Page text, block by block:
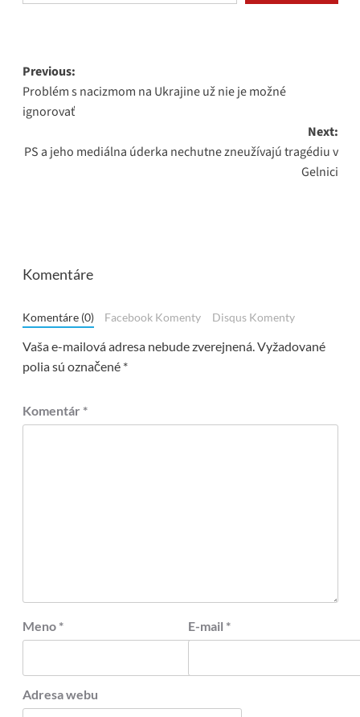
Post
navigation
Previous:
Problém s nacizmom na Ukrajine už nie je možné
ignorovať
Next:
PS a jeho mediálna úderka nechutne zneužívajú tragédiu v
Gelnici
Komentáre
Komentáre (0) Facebook Komenty Disqus Komenty
Vaša e-mailová adresa nebude zverejnená.Vyžadované
polia sú označené *
Komentár *
Meno * E-mail *
Adresa webu